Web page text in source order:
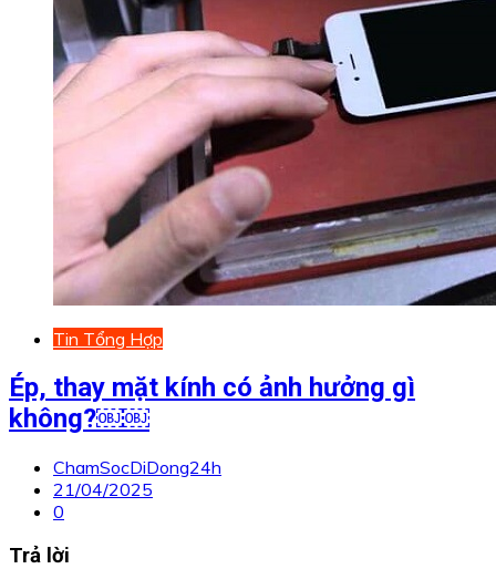
Tin Tổng Hợp
Ép, thay mặt kính có ảnh hưởng gì
không?￼￼
ChamSocDiDong24h
21/04/2025
0
Trả lời